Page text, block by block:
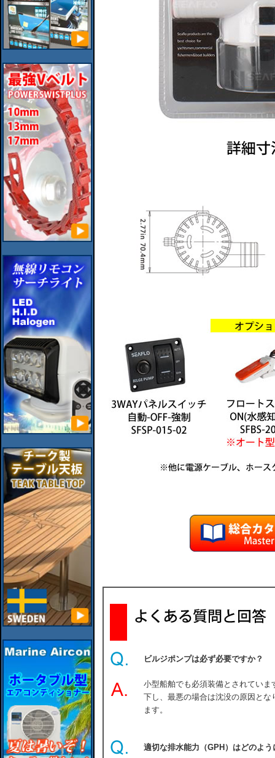
ビルジポンプは必ず必要ですか？
小型船舶でも必須装備とされてい
下し、最悪の場合は沈没の原因と
ます。
適切な排水能力（GPH）はどのよう